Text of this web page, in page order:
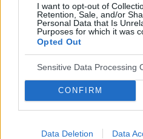
I want to opt-out of
Retention, Sale, and/or
Personal Data that Is
Purposes for which it was
Opted Out
Sensitive Data Processing
CONFIRM
Data Deletion Data
Reklama: